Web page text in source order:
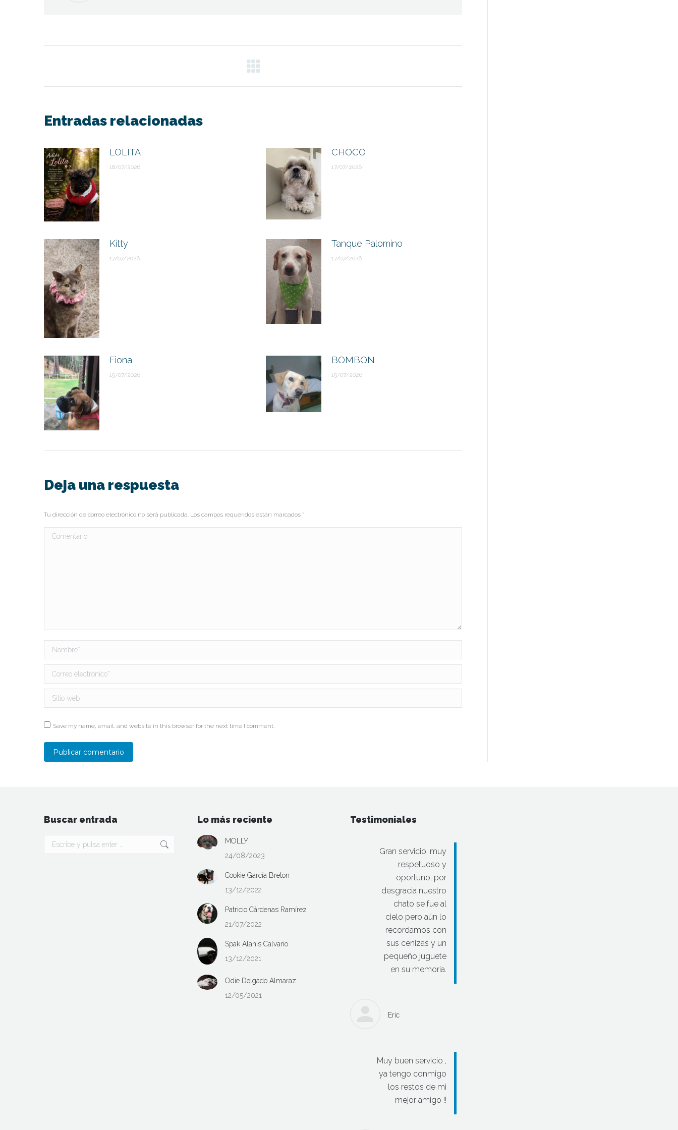
entre
publicaciones
Entradas relacionadas
LOLITA
18/07/2026
CHOCO
17/07/2026
Kitty
17/07/2026
Tanque Palomino
17/07/2026
Fiona
15/07/2026
BOMBON
15/07/2026
Deja una respuesta
Tu dirección de correo electrónico no será publicada. Los campos requeridos están marcados *
Comentario
Nombre *
Correo electrónico *
Sitio web
Save my name, email, and website in this browser for the next time I comment.
Publicar comentario
Buscar entrada
Buscar:
Lo más reciente
MOLLY
24/08/2023
Cookie García Breton
13/12/2022
Patricio Cárdenas Ramírez
21/07/2022
Spak Alanis Calvario
13/12/2021
Odie Delgado Almaraz
12/05/2021
Testimoniales
Gran servicio, muy
respetuoso y
oportuno, por
desgracia nuestro
chato se fue al
cielo pero aún lo
recordamos con
sus cenizas y un
pequeño juguete
en su memoria.
Eric
Muy buen servicio ,
ya tengo conmigo
los restos de mi
mejor amigo !!